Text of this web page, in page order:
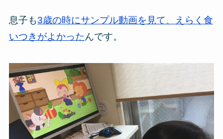
息子も3歳の時にサンプル動画を見て、えらく食
いつきがよかったんです。